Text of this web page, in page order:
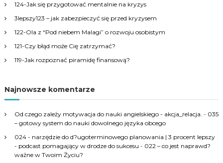
o
r
124-Jak się przygotować mentalnie na kryzys
3lepszy123 – jak zabezpieczyć się przed kryzysem
122-Ola z “Pod niebem Malagi” o rozwoju osobistym
121-Czy błąd może Cię zatrzymać?
119-Jak rozpoznać piramidę finansową?
Najnowsze komentarze
Od czego zależy motywacja do nauki angielskiego - akcja_relacja. - 035
– gotowy system do nauki dowolnego języka obcego
024 - narzędzie do d?ugoterminowego planowania | 3 procent lepszy
- podcast pomagający w drodze do sukcesu - 022 – co jest naprawd?
ważne w Twoim Życiu?